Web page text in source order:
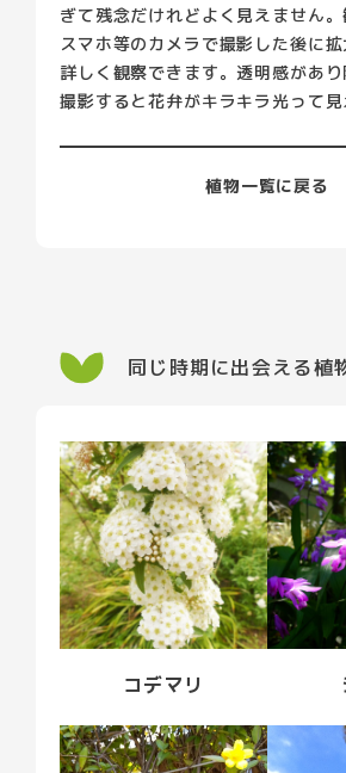
ぎて残念だけれどよく見えません
スマホ等のカメラで撮影した後に
詳しく観察できます。透明感があ
撮影すると花弁がキラキラ光って見
植物一覧に戻る
同じ時期に出会える植
コデマリ